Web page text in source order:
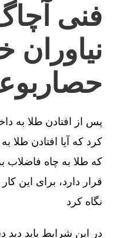
فنی
نیاوران
پس از افتادن طلا به
کرد که آیا افتادن طلا
که طلا به چاه فاضلاب
قرار دارد، برای این
نگاه کرد
در این شرایط باید دید